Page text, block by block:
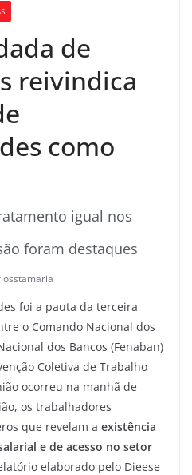
de
reivindica
como
igual nos
foram destaques
foi a pauta da terceira
o Comando Nacional dos
dos Bancos (Fenaban)
Coletiva de Trabalho
ocorreu na manhã de
os trabalhadores
que revelam a existência
e de acesso no setor
elaborado pelo Dieese